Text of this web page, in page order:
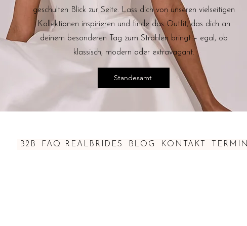
geschulten Blick zur Seite. Lass dich von unseren vielseitigen
Kollektionen inspirieren und finde das Outfit, das dich an
deinem besonderen Tag zum Strahlen bringt – egal, ob
klassisch, modern oder extravagant.
Standesamt
B2B FAQ REALBRIDES BLOG KONTAKT